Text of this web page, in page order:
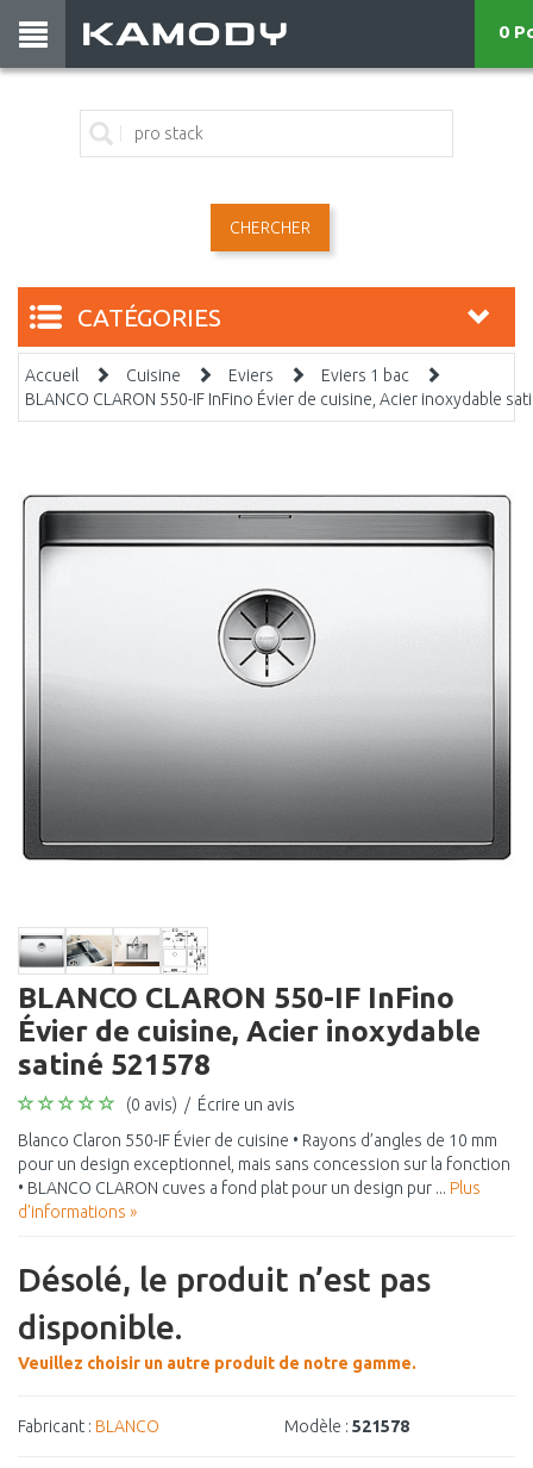
CHERCHER
0
CATÉGORIES
Accueil Cuisine Eviers
Eviers 1 bac
BLANCO CLARON 550-IF InFino Évier de cuisine, Acier inoxydable
BLANCO CLARON 550-IF InFino
Évier de cuisine, Acier inoxydable
satiné 521578
(0 avis) / Écrire un avis
Blanco Claron 550-IF Évier de cuisine • Rayons d’angles de 10 mm
pour un design exceptionnel, mais sans concession sur la fonction
• BLANCO CLARON cuves a fond plat pour un design pur ... Plus
d'informations »
Désolé, le produit n’est pas
disponible.
Veuillez choisir un autre produit de notre gamme.
Fabricant : BLANCO Modèle : 521578